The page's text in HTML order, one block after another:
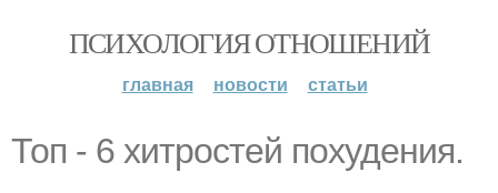
ПСИХОЛОГИЯ ОТНОШЕНИЙ
главная новости статьи
Топ - 6 хитростей похудения.